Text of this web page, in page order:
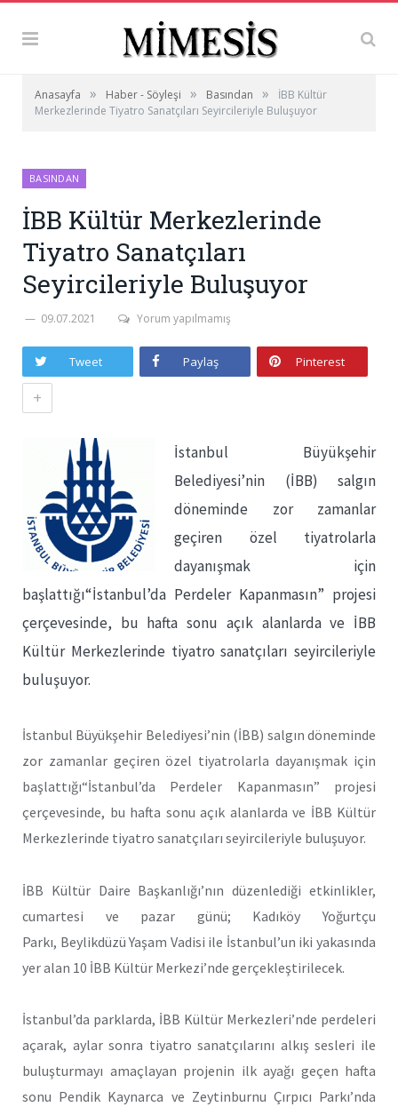
Anasayfa » Haber - Söyleşi » Basından »
İBB Kültür
Merkezlerinde Tiyatro Sanatçıları Seyircileriyle Buluşuyor
BASINDAN
İBB Kültür Merkezlerinde
Tiyatro Sanatçıları
Seyircileriyle Buluşuyor
09.07.2021 Yorum yapılmamış
Tweet Paylaş Pinterest
+
İstanbul Büyükşehir
Belediyesi’nin (İBB) salgın
döneminde zor zamanlar
geçiren özel tiyatrolarla
dayanışmak için
başlattığı“İstanbul’da Perdeler Kapanmasın” projesi
çerçevesinde, bu hafta sonu açık alanlarda ve İBB
Kültür Merkezlerinde tiyatro sanatçıları seyircileriyle
buluşuyor.
İstanbul Büyükşehir Belediyesi’nin (İBB) salgın döneminde
zor zamanlar geçiren özel tiyatrolarla dayanışmak için
başlattığı“İstanbul’da Perdeler Kapanmasın” projesi
çerçevesinde, bu hafta sonu açık alanlarda ve İBB Kültür
Merkezlerinde tiyatro sanatçıları seyircileriyle buluşuyor.
İBB Kültür Daire Başkanlığı’nın düzenlediği etkinlikler,
cumartesi ve pazar günü; Kadıköy Yoğurtçu
Parkı, Beylikdüzü Yaşam Vadisi ile İstanbul’un iki yakasında
yer alan 10 İBB Kültür Merkezi’nde gerçekleştirilecek.
İstanbul’da parklarda, İBB Kültür Merkezleri’nde perdeleri
açarak, aylar sonra tiyatro sanatçılarını alkış sesleri ile
buluşturmayı amaçlayan projenin ilk ayağı geçen hafta
sonu Pendik Kaynarca ve Zeytinburnu Çırpıcı Parkı’nda